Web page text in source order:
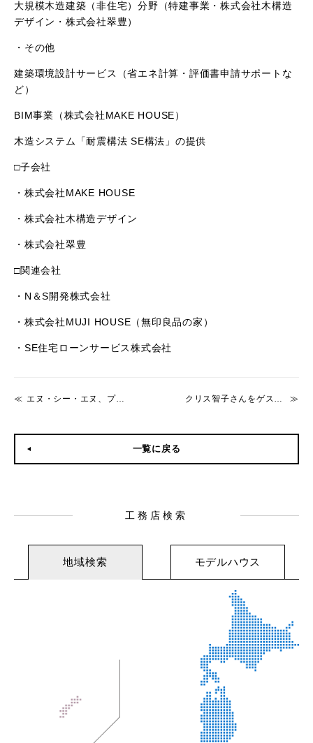
大規模木造建築（非住宅）分野（特建事業・株式会社木構造
デザイン・株式会社翠豊）
・その他
建築環境設計サービス（省エネ計算・評価書申請サポートな
ど）
BIM事業（株式会社MAKE HOUSE）
木造システム「耐震構法 SE構法」の提供
□子会社
・株式会社MAKE HOUSE
・株式会社木構造デザイン
・株式会社翠豊
□関連会社
・N＆S開発株式会社
・株式会社MUJI HOUSE（無印良品の家）
・SE住宅ローンサービス株式会社
エヌ・シー・エヌ、プレミアムトークショーを東名阪3会場で開催 クリス智子さんをゲストに迎え、プレミアムトークショーを開催「住まいがもたらす豊かさとは？ ～永く慈しむ木の家、そして暮らしの愉しみ」
一覧に戻る
工務店検索
地域検索 モデルハウス